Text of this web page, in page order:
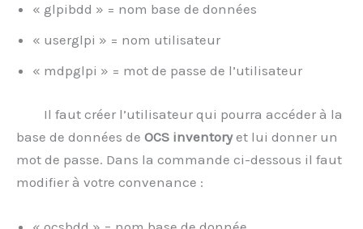
« glpibdd » = nom base de données
« userglpi » = nom utilisateur
« mdpglpi » = mot de passe de l’utilisateur
Il faut créer l’utilisateur qui pourra accéder à la
base de données de OCS inventoryet lui donner un
mot de passe. Dans la commande ci-dessous il faut
modifier à votre convenance :